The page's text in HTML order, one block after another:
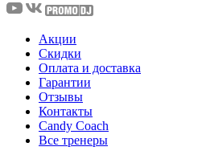
Акции
Скидки
Оплата и доставка
Гарантии
Отзывы
Контакты
Candy Coach
Все тренеры